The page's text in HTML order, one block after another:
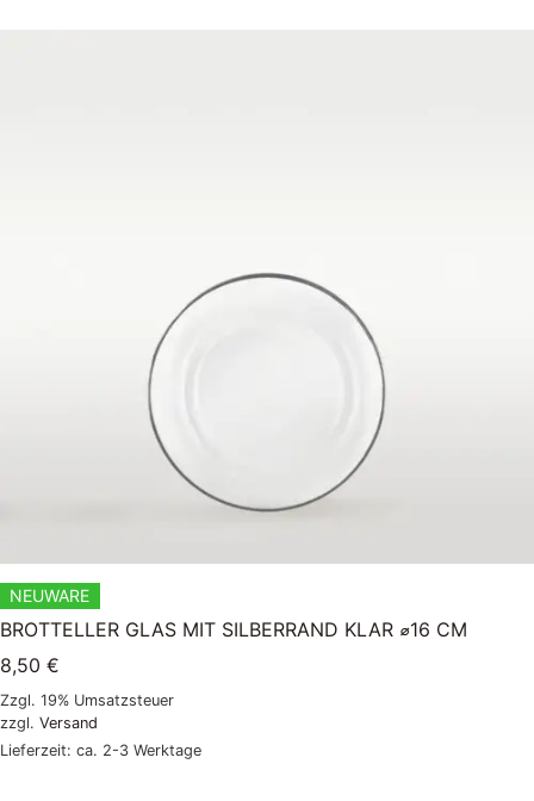
NEUWARE
BROTTELLER GLAS MIT SILBERRAND KLAR ⌀16 CM
8,50 €
Zzgl. 19% Umsatzsteuer
zzgl. Versand
Lieferzeit: ca. 2-3 Werktage